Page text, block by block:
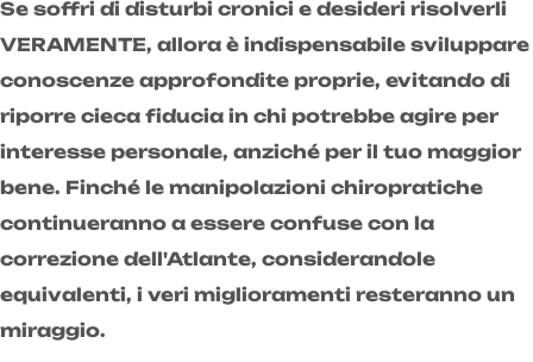
Se soffri di disturbi cronici e desideri risolverli
VERAMENTE, allora è indispensabile sviluppare
conoscenze approfondite proprie, evitando di
riporre cieca fiducia in chi potrebbe agire per
interesse personale, anziché per il tuo maggior
bene. Finché le manipolazioni chiropratiche
continueranno a essere confuse con la
correzione dell'Atlante, considerandole
equivalenti, i veri miglioramenti resteranno un
miraggio.